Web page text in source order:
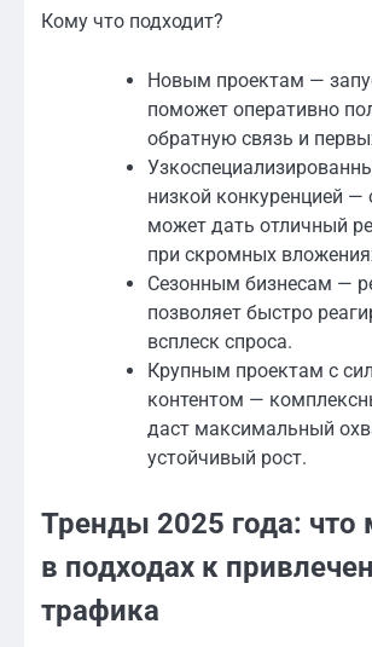
Кому что подходит?
Новым проектам —
поможет оперативно
обратную связь и
низкой конкуренцией —
может дать отличный
при скромных
Сезонным бизнесам —
позволяет быстро
всплеск спроса.
Крупным проектам с
контентом —
даст максимальный
устойчивый рост.
Тренды 2025 года: что
в подходах к
трафика